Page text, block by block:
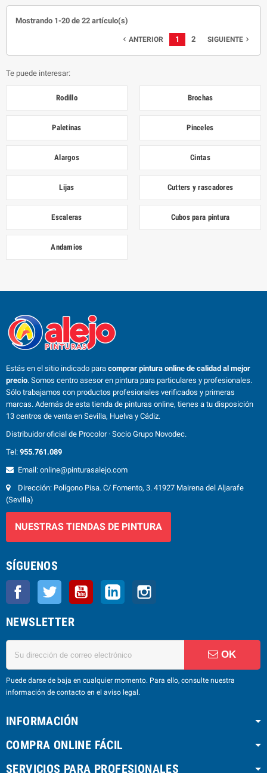
Mostrando 1-20 de 22 artículo(s)
 ANTERIOR 1 2 SIGUIENTE 
Te puede interesar:
Rodillo Brochas
Paletinas Pinceles
Alargos Cintas
Lijas Cutters y rascadores
Escaleras Cubos para pintura
Andamios
Estás en el sitio indicado para comprar pintura online de calidad al mejor
precio. Somos centro asesor en pintura para particulares y profesionales.
Sólo trabajamos con productos profesionales verificados y primeras
marcas. Además de esta tienda de pinturas online, tienes a tu disposición
13 centros de venta en Sevilla, Huelva y Cádiz.
Distribuidor oficial de Procolor · Socio Grupo Novodec.
Tel: 955.761.089
Email: online@pinturasalejo.com
Dirección: Polígono Pisa. C/ Fomento, 3. 41927 Mairena del Aljarafe
(Sevilla)
NUESTRAS TIENDAS DE PINTURA
SÍGUENOS
Facebook Twitter YouTube LinkedIn
NEWSLETTER
OK
Puede darse de baja en cualquier momento. Para ello, consulte nuestra
información de contacto en el aviso legal.
INFORMACIÓN
COMPRA ONLINE FÁCIL
SERVICIOS PARA PROFESIONALES